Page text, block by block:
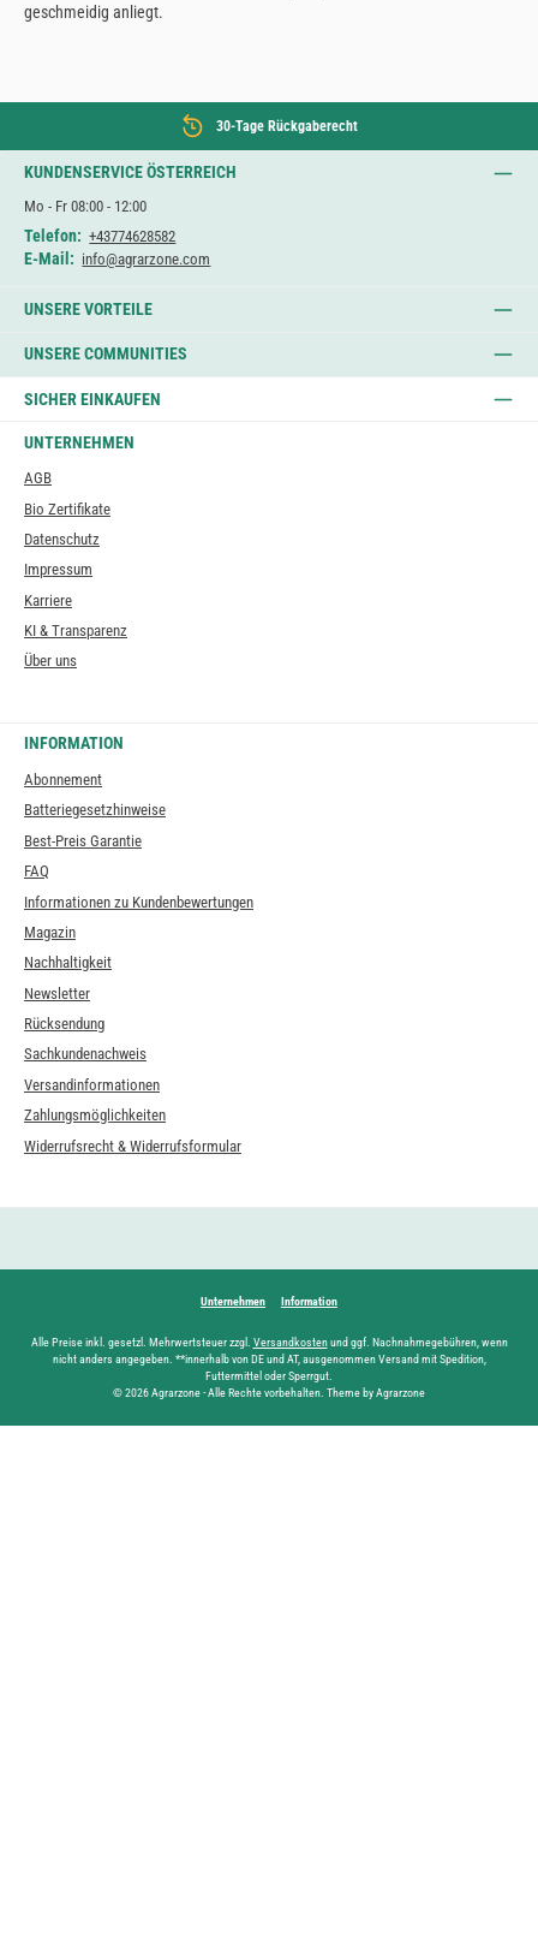
geschmeidig anliegt.
30-Tage Rückgaberecht
KUNDENSERVICE ÖSTERREICH
Mo - Fr 08:00 - 12:00
Telefon: +43774628582
E-Mail: info@agrarzone.com
UNSERE VORTEILE
UNSERE COMMUNITIES
SICHER EINKAUFEN
UNTERNEHMEN
AGB
Bio Zertifikate
Datenschutz
Impressum
Karriere
KI & Transparenz
Über uns
INFORMATION
Abonnement
Batteriegesetzhinweise
Best-Preis Garantie
FAQ
Informationen zu Kundenbewertungen
Magazin
Nachhaltigkeit
Newsletter
Rücksendung
Sachkundenachweis
Versandinformationen
Zahlungsmöglichkeiten
Widerrufsrecht & Widerrufsformular
Unternehmen Information
Alle Preise inkl. gesetzl. Mehrwertsteuer zzgl. Versandkostenund ggf. Nachnahmegebühren, wenn
nicht anders angegeben. **innerhalb von DE und AT, ausgenommen Versand mit Spedition,
Futtermittel oder Sperrgut.
© 2026 Agrarzone - Alle Rechte vorbehalten. Theme by Agrarzone